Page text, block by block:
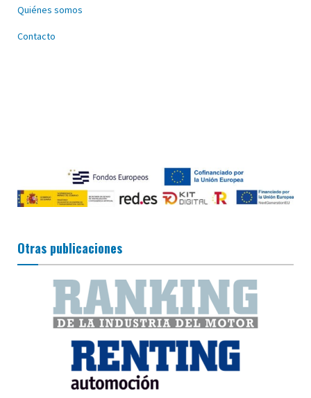
Quiénes somos
Contacto
Otras publicaciones